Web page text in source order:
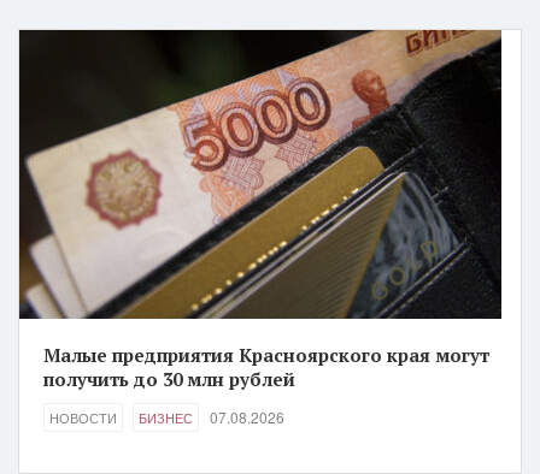
Малые предприятия Красноярского края могут
получить до 30 млн рублей
НОВОСТИ БИЗНЕС 07.08.2026